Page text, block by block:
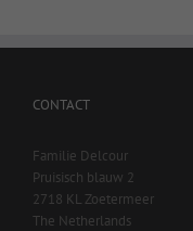
CONTACT
Familie Delcour
Pruisisch blauw 2
2718 KL Zoetermeer
The Netherlands